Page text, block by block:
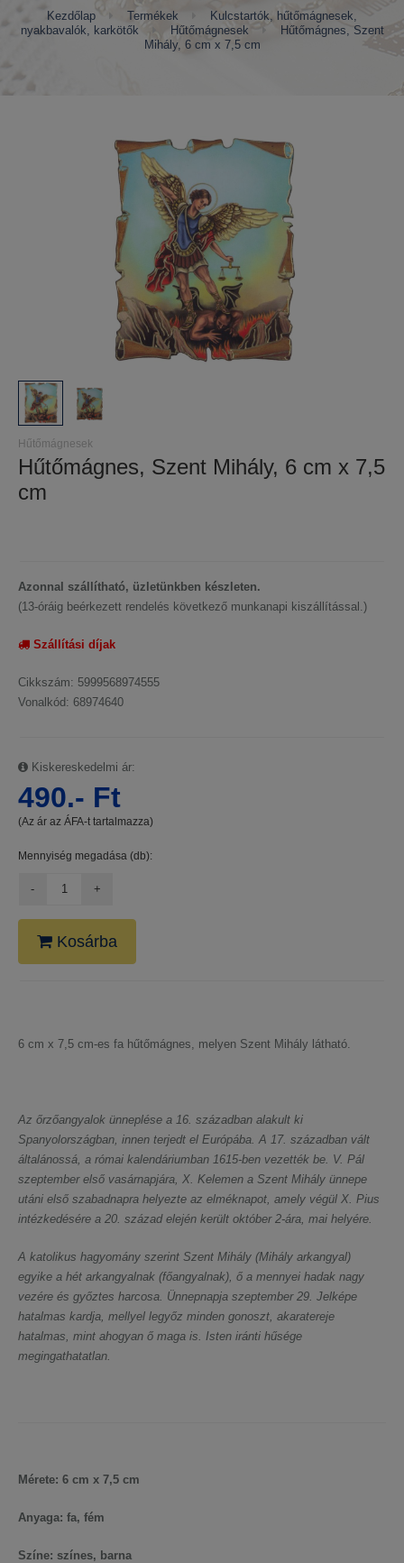
Kezdőlap Termékek
Kulcstartók, hűtőmágnesek,
nyakbavalók, karkötők
Hűtőmágnesek
Hűtőmágnes, Szent
Mihály, 6 cm x 7,5 cm
Hűtőmágnesek
Hűtőmágnes, Szent Mihály, 6 cm x 7,5
cm
Azonnal szállítható, üzletünkben készleten.
(13-óráig beérkezett rendelés következő munkanapi kiszállítással.)
Szállítási díjak
Cikkszám: 5999568974555
Vonalkód: 68974640
Kiskereskedelmi ár:
490.- Ft
(Az ár az ÁFA-t tartalmazza)
Mennyiség megadása (db):
Kosárba
6 cm x 7,5 cm-es fa hűtőmágnes, melyen Szent Mihály látható.
Az őrzőangyalok ünneplése a 16. században alakult ki
Spanyolországban, innen terjedt el Európába. A 17. században vált
általánossá, a római kalendáriumban 1615-ben vezették be. V. Pál
szeptember első vasárnapjára, X. Kelemen a Szent Mihály ünnepe
utáni első szabadnapra helyezte az elméknapot, amely végül X. Pius
intézkedésére a 20. század elején került október 2-ára, mai helyére.
A katolikus hagyomány szerint Szent Mihály (Mihály arkangyal)
egyike a hét arkangyalnak (főangyalnak), ő a mennyei hadak nagy
vezére és győztes harcosa. Ünnepnapja szeptember 29. Jelképe
hatalmas kardja, mellyel legyőz minden gonoszt, akaratereje
hatalmas, mint ahogyan ő maga is. Isten iránti hűsége
megingathatatlan.
Mérete: 6 cm x 7,5 cm
Anyaga: fa, fém
Színe: színes, barna